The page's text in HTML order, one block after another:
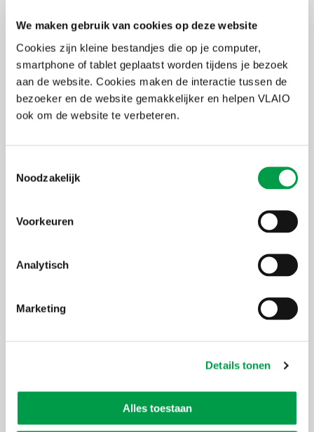
We maken gebruik van cookies op deze website
Cookies zijn kleine bestandjes die op je computer,
smartphone of tablet geplaatst worden tijdens je bezoek
aan de website. Cookies maken de interactie tussen de
bezoeker en de website gemakkelijker en helpen VLAIO
ook om de website te verbeteren.
Noodzakelijk
Voorkeuren
Analytisch
Marketing
Details tonen
Alles toestaan
rekening staan. Let er op dat je de
overneemt. Hou er rekening mee dat je bank
enkele dagen verwerkingstijd nodig heeft.
4
VLAIO stort je subsidie eveneens op deze
rekening bij Pluxee staat, maakt de Vlaamse
overheid de subsidie eveneens over naar deze
rekening. Je ontvangt hiervan een melding per e-
mail. Opgelet, de totaalsom wordt op dit moment
Jij of je medewerker volgt de opleiding of
Wanneer je dienstverlener je een factuur stuurt,
kan je via de website opdracht geven om deze via
jekmo-portefeuille rekening te laten betalen.